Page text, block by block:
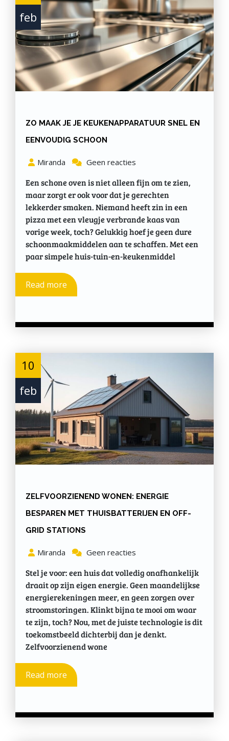
feb
ZO MAAK JE JE KEUKENAPPARATUUR SNEL EN
EENVOUDIG SCHOON
Miranda Geen reacties
Een schone oven is niet alleen fijn om te zien,
maar zorgt er ook voor dat je gerechten
lekkerder smaken. Niemand heeft zin in een
pizza met een vleugje verbrande kaas van
vorige week, toch? Gelukkig hoef je geen dure
schoonmaakmiddelen aan te schaffen. Met een
paar simpele huis-tuin-en-keukenmiddel
Read more
10
feb
ZELFVOORZIENEND WONEN: ENERGIE
BESPAREN MET THUISBATTERIJEN EN OFF-
GRID STATIONS
Miranda Geen reacties
Stel je voor: een huis dat volledig onafhankelijk
draait op zijn eigen energie. Geen maandelijkse
energierekeningen meer, en geen zorgen over
stroomstoringen. Klinkt bijna te mooi om waar
te zijn, toch? Nou, met de juiste technologie is dit
toekomstbeeld dichterbij dan je denkt.
Zelfvoorzienend wone
Read more